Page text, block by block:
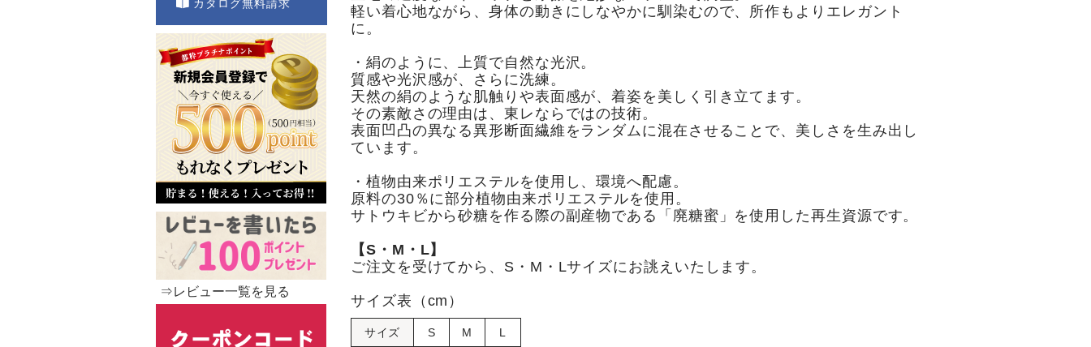
カタログ無料請求
⇒レビュー一覧を見る
軽い着心地ながら、身体の動きにしなやかに馴染むので、所作もよりエレガント
に。
・絹のように、上質で自然な光沢。
質感や光沢感が、さらに洗練。
天然の絹のような肌触りや表面感が、着姿を美しく引き立てます。
その素敵さの理由は、東レならではの技術。
表面凹凸の異なる異形断面繊維をランダムに混在させることで、美しさを生み出し
ています。
・植物由来ポリエステルを使用し、環境へ配慮。
原料の30％に部分植物由来ポリエステルを使用。
サトウキビから砂糖を作る際の副産物である「廃糖蜜」を使用した再生資源です。
【S・M・L】
ご注文を受けてから、S・M・Lサイズにお誂えいたします。
サイズ表（cm）
サイズ S M L